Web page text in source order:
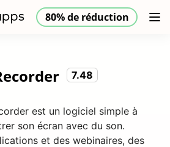
80% de réduction
Aide 80% de réduction FR
7.48
est un logiciel simple à
son écran avec du son.
et des webinaires, des